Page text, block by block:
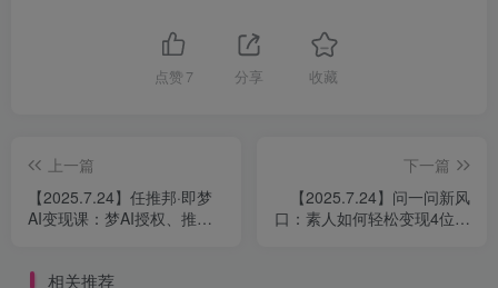
点赞 7 分享 收藏
上一篇
【2025.7.24】任推邦·即梦
AI变现课：梦AI授权、推广
下一篇
【2025.7.24】问一问新风
口：素人如何轻松变现4位数
相关推荐